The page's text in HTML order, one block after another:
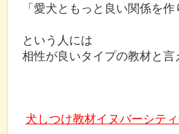
「愛犬ともっと良い関係を作
という人には
相性が良いタイプの教材と言
犬しつけ教材イヌバーシテ